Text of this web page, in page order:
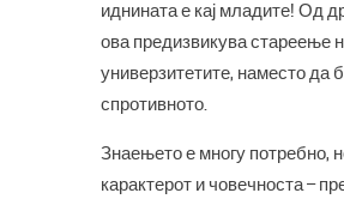
иднината е кај младите! Од
ова предизвикува стареење
универзитетите, наместо да
спротивното.
Знаењето е многу потребно,
карактерот и човечноста –